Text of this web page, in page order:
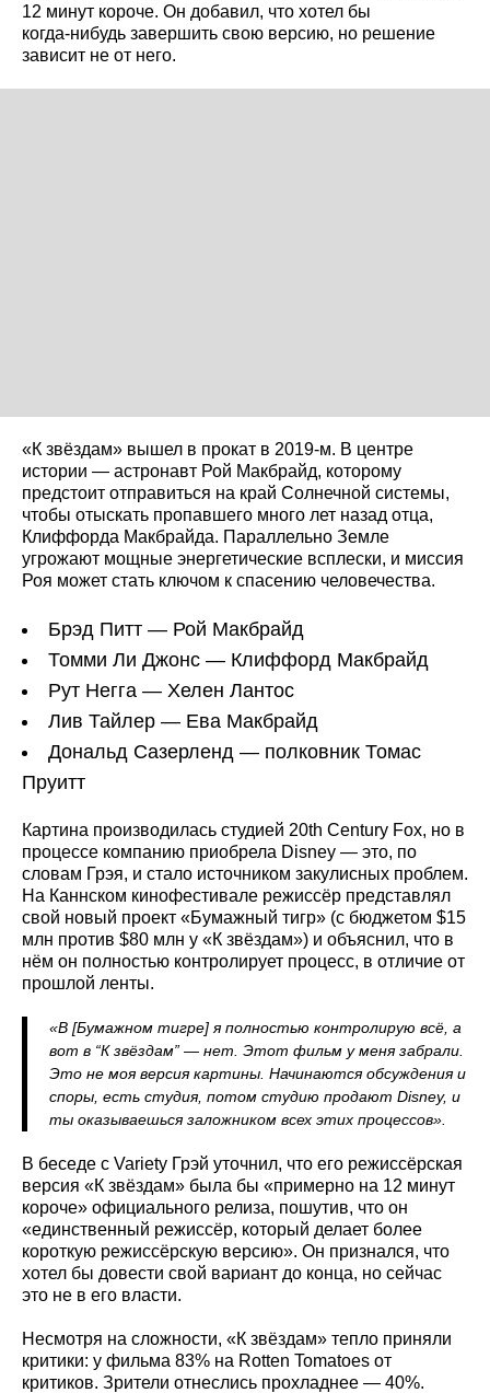
12 минут короче. Он добавил, что хотел бы
когда‑нибудь завершить свою версию, но решение
зависит не от него.
«К звёздам» вышел в прокат в 2019‑м. В центре
истории — астронавт Рой Макбрайд, которому
предстоит отправиться на край Солнечной системы,
чтобы отыскать пропавшего много лет назад отца,
Клиффорда Макбрайда. Параллельно Земле
угрожают мощные энергетические всплески, и миссия
Роя может стать ключом к спасению человечества.
Брэд Питт — Рой Макбрайд
Томми Ли Джонс — Клиффорд Макбрайд
Рут Негга — Хелен Лантос
Лив Тайлер — Ева Макбрайд
Дональд Сазерленд — полковник Томас
Пруитт
Картина производилась студией 20th Century Fox, но в
процессе компанию приобрела Disney — это, по
словам Грэя, и стало источником закулисных проблем.
На Каннском кинофестивале режиссёр представлял
свой новый проект «Бумажный тигр» (с бюджетом $15
млн против $80 млн у «К звёздам») и объяснил, что в
нём он полностью контролирует процесс, в отличие от
прошлой ленты.
«В [Бумажном тигре] я полностью контролирую всё, а
вот в “К звёздам” — нет. Этот фильм у меня забрали.
Это не моя версия картины. Начинаются обсуждения и
споры, есть студия, потом студию продают Disney, и
ты оказываешься заложником всех этих процессов».
В беседе с Variety Грэй уточнил, что его режиссёрская
версия «К звёздам» была бы «примерно на 12 минут
короче» официального релиза, пошутив, что он
«единственный режиссёр, который делает более
короткую режиссёрскую версию». Он признался, что
хотел бы довести свой вариант до конца, но сейчас
это не в его власти.
Несмотря на сложности, «К звёздам» тепло приняли
критики: у фильма 83% на Rotten Tomatoes от
критиков. Зрители отнеслись прохладнее — 40%.